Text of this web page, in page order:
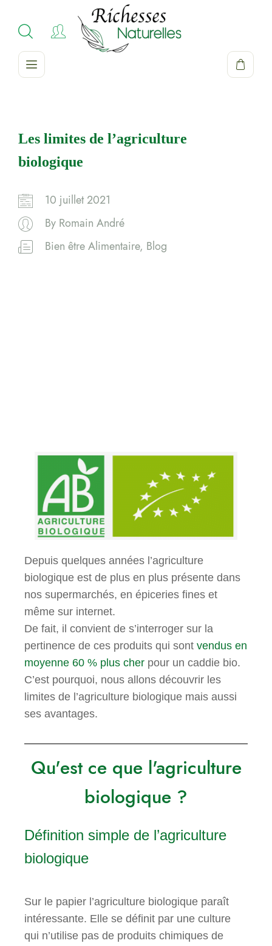
Les limites de l’agriculture
biologique
10 juillet 2021
By Romain André
Bien être Alimentaire, Blog
Depuis quelques années l’agriculture
biologique est de plus en plus présente dans
nos supermarchés, en épiceries fines et
même sur internet.
De fait, il convient de s’interroger sur la
pertinence de ces produits qui sont vendus en
moyenne 60 % plus cher pour un caddie bio.
C’est pourquoi, nous allons découvrir les
limites de l’agriculture biologique mais aussi
ses avantages.
Qu'est ce que l'agriculture
biologique ?
Définition simple de l’agriculture
biologique
Sur le papier l’agriculture biologique paraît
intéressante. Elle se définit par une culture
qui n’utilise pas de produits chimiques de